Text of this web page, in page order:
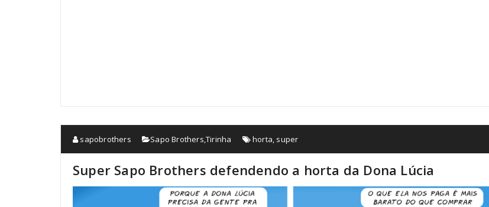
sapobrothers Sapo Brothers ,Tirinha horta super
Super Sapo Brothers defendendo a horta da Dona Lúcia